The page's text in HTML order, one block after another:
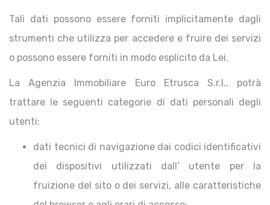
Tali dati possono essere forniti implicitamente dagli
strumenti che utilizza per accedere e fruire dei servizi
o possono essere forniti in modo esplicito da Lei.
La Agenzia Immobiliare Euro Etrusca S.r.l., potrà
trattare le seguenti categorie di dati personali degli
utenti:
dati tecnici di navigazione dai codici identificativi
dei dispositivi utilizzati dall’ utente per la
fruizione del sito o dei servizi, alle caratteristiche